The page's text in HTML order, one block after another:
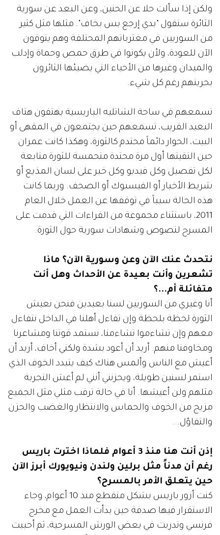
ولكن إذا سألت حلا عن الحنين، وعن البعد عن سورية
الثائرة ستقول "بدي إرجع بس بخاف". مثلها مثل كثير
من السوريين في مغترباتهم المحتلفة وهم يتوقون
الآن للعودة، ولأن يكونوا في طرق حمص وحماة وإدلب
والميدان وغيرها من الأحياء التي يضيئها الثائرون
بحريتهم رغم كل شيء.
تسمعهم في ساحة الشاتليه الباريسية يهتفون هتاف
البعيد القريب، تسمعهم حين يجتمعون في المقهى أو
البيت، الحوار دائماً محتدم كالثورة، وهكذا كانت عمران
حين التقيتها أول مرة محتدة متحمسة للثورة متابعة
لكل تفصيل وكل فيديو وكل خبر على لسان المذيع أو
شريط الأخبار أو الفيسبوك أو الصحف. وربما كانت
هذه الحالة سبباً في توقفها عن العمل خلال العام
2011، باستثناء مجموعة من القراءات التي قدمت على
المسرح لنصوص وشهادات سورية حول الثورة.
نتحدث عنك الآن وعن وسورية الآن؟ ماذا
تشعرين وأنت بعيدة عن الأحداث وهل أنت
متفائلة أم...؟
أنا وغيري من السوريين لسنا بعيدين فنحن نعيش
الثورة لحظة بلحظة وإن تفاءل أهلنا في الداخل نتفاءل
معهم وإن تشاءموا تشاءمنا، نستمد قوتنا ومشاعرنا
ومخاوفنا منهم. أريد أن أعود بشدة ولكني أخاف، أريد أن
أعيش مع الناس وألمس هناك كيف يتبدد الخوف الذي
استمر لسنين طويلة، ويحزنني أنني لم أعش التجربة
مثلهم ولن أعيشها. أنا في حالة ترقب مثلي مثل الجميع
مزيج من الخوف والحماس والانتظار والغضب والحزن
والتفاؤل...
إذن أنت هنا منذ 3 أعوام فلماذا اخترت باريس
رغم أن مدناً مثل برلين ولندن ونيويورك أبرز الآن
حين يتعلق الأمر بالمسرح؟
كنت أزور باريس بشكل متقطع منذ 10 أعوام، وجاء
الاستقرار فيها صدفة حين بدأت العمل مع مخرج
فرنسي وتدربت في بعض الورش المسرحية، ثم أحببت